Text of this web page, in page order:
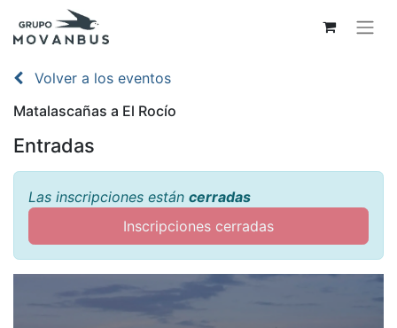
Volver a los eventos
Matalascañas a El Rocío
Entradas
Las inscripciones están cerradas
Inscripciones cerradas